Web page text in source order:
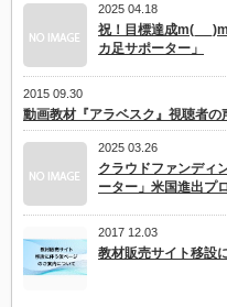
2025 04.18
祝！目標達成m(_
カ足サポーター」
2015 09.30
動画教材『アラベスク』視聴者
2025 03.26
クラウドファンディ
ーター」米国進出プ
2017 12.03
教材販売サイト移設